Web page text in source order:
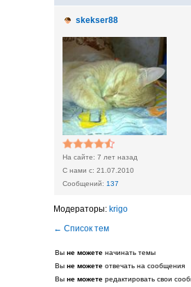
skekser88
7 лет назад
21.07.2010
137
krigo
Вы не можете начинать темы
Вы не можете отвечать на сообщения
Вы не можете редактировать свои